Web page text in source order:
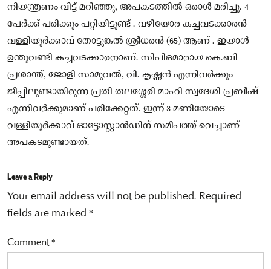
നിയന്ത്രണം വിട്ട് മറിഞ്ഞു, അപകടത്തിൽ ഒരാൾ മരിച്ചു. 4
പേർക്ക് പരിക്കും പറ്റിയിട്ടുണ്ട് . വഴിയോര കച്ചവടക്കാരൻ
വള്ളിയൂർക്കാവ് തോട്ടുങ്കൽ ശ്രീധരൻ (65) ആണ് . ഇയാൾ
ഉന്തുവണ്ടി കച്ചവടക്കാരനാണ്. സിപിഒമാരായ കെ.ബി
പ്രശാന്ത്, ജോളി സാമുവൽ, വി. കൃഷ്ണൻ എന്നിവർക്കും
ജീപ്പിലുണ്ടായിരുന്ന പ്രതി തലശ്ശേരി മാഹി സ്വദേശി പ്രബീഷ്
എന്നിവർക്കുമാണ് പരിക്കേറ്റത്. ഇന്ന് 3 മണിയോടെ
വള്ളിയൂർക്കാവ് ഓട്ടോസ്റ്റാൻഡിന് സമീപത്ത് വെച്ചാണ്
അപകടമുണ്ടായത്.
Leave a Reply
Your email address will not be published. Required
fields are marked *
Comment*